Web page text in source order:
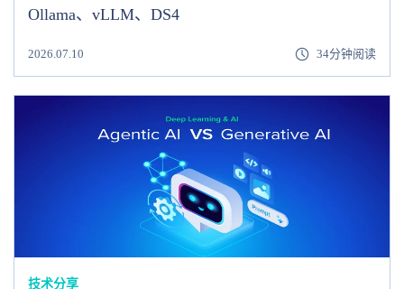
Ollama、vLLM、DS4
2026.07.10 34分钟阅读
技术分享